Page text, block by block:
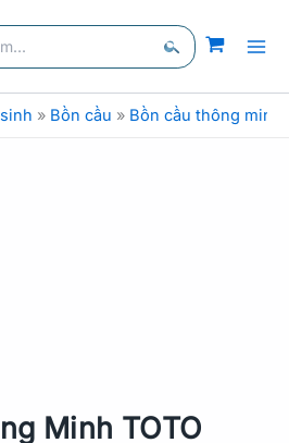
» Bồn cầu » Bồn cầu thông minh
Minh TOTO